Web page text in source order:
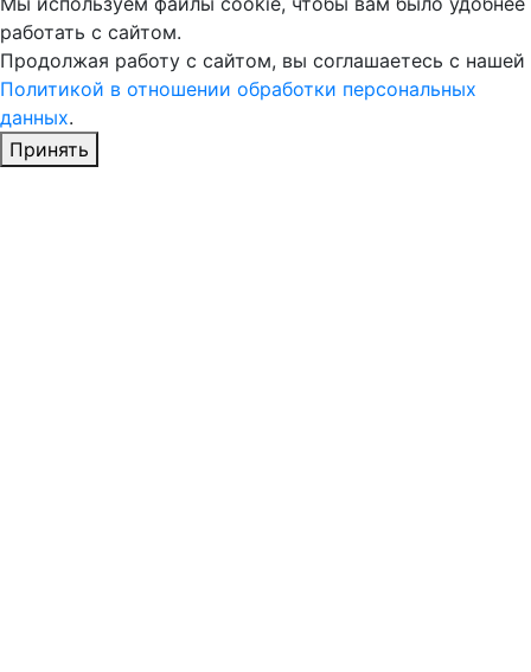
работать с сайтом.
Продолжая работу с сайтом, вы соглашаетесь с нашей
Политикой в отношении обработки персональных
данных.
Принять